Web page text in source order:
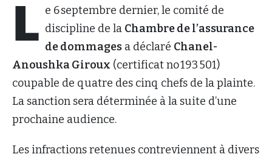
L e 6 septembre dernier, le comité de
discipline de la Chambre de l’assurance
de dommages a déclaré Chanel-
Anoushka Giroux (certificat no 193 501)
coupable de quatre des cinq chefs de la plainte.
La sanction sera déterminée à la suite d’une
prochaine audience.
Les infractions retenues contreviennent à divers